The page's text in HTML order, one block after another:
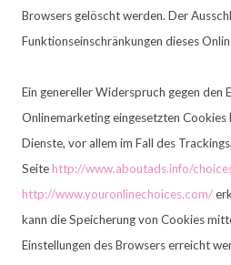
Browsers gelöscht werden. Der
Funktionseinschränkungen dieses
Ein genereller Widerspruch gegen den
Onlinemarketing eingesetzten Cookies
Dienste, vor allem im Fall des
Seitehttp://www.aboutads.info/
http://www.youronlinechoices.com/
kann die Speicherung von Cookies
Einstellungen des Browsers erreicht